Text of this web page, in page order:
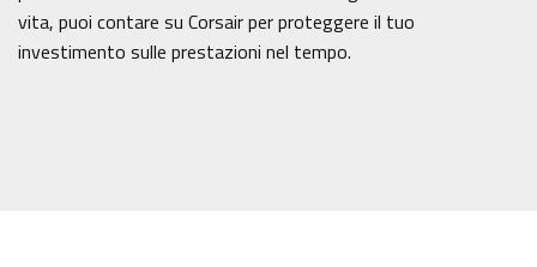
vita, puoi contare su Corsair per proteggere il tuo
investimento sulle prestazioni nel tempo.